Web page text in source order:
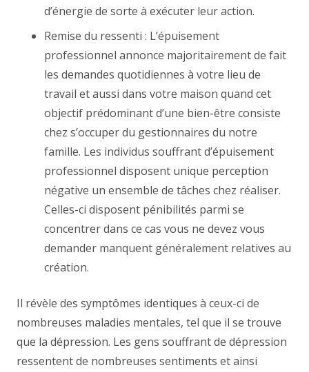
d’énergie de sorte à exécuter leur action.
Remise du ressenti : L’épuisement
professionnel annonce majoritairement de fait
les demandes quotidiennes à votre lieu de
travail et aussi dans votre maison quand cet
objectif prédominant d’une bien-être consiste
chez s’occuper du gestionnaires du notre
famille. Les individus souffrant d’épuisement
professionnel disposent unique perception
négative un ensemble de tâches chez réaliser.
Celles-ci disposent pénibilités parmi se
concentrer dans ce cas vous ne devez vous
demander manquent généralement relatives au
création.
Il révèle des symptômes identiques à ceux-ci de
nombreuses maladies mentales, tel que il se trouve
que la dépression. Les gens souffrant de dépression
ressentent de nombreuses sentiments et ainsi